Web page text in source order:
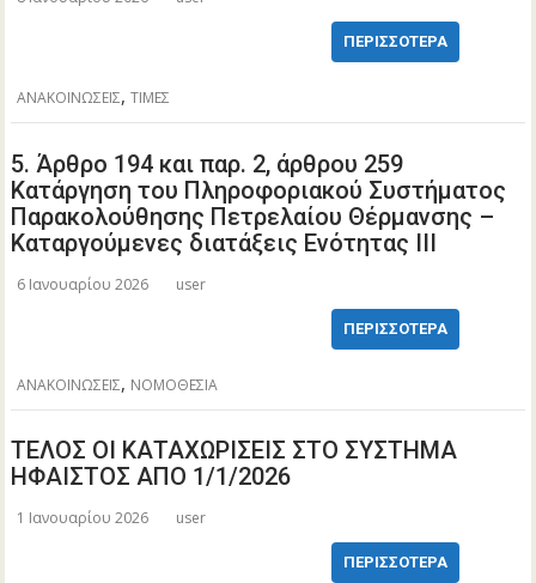
ΠΕΡΙΣΣΌΤΕΡΑ
ΑΝΑΚΟΙΝΩΣΕΙΣ,ΤΙΜΕΣ
5. Άρθρο 194 και παρ. 2, άρθρου 259
Κατάργηση του Πληροφοριακού Συστήματος
Παρακολούθησης Πετρελαίου Θέρμανσης –
Καταργούμενες διατάξεις Ενότητας ΙΙΙ
6 Ιανουαρίου 2026 user
ΠΕΡΙΣΣΌΤΕΡΑ
ΑΝΑΚΟΙΝΩΣΕΙΣ, ΝΟΜΟΘΕΣΙΑ
ΤΕΛΟΣ ΟΙ ΚΑΤΑΧΩΡΙΣΕΙΣ ΣΤΟ ΣΥΣΤΗΜΑ
ΗΦΑΙΣΤΟΣ ΑΠΟ 1/1/2026
1 Ιανουαρίου 2026 user
ΠΕΡΙΣΣΌΤΕΡΑ